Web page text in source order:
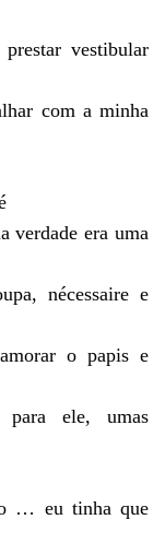
vestibular
com a minha
verdade era uma
nécessaire e
o papis e
para ele, umas
… eu tinha que